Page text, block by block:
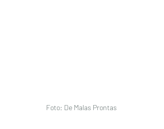
Foto: De Malas Prontas